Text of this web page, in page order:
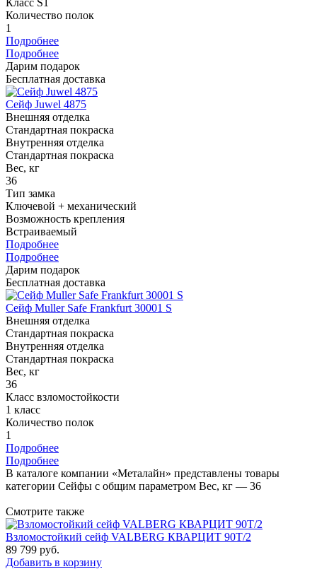
Количество полок
1
Подробнее
Подробнее
Дарим подарок
Бесплатная доставка
Сейф Juwel 4875
Внешняя отделка
Стандартная покраска
Внутренняя отделка
Стандартная покраска
Вес, кг
36
Тип замка
Ключевой + механический
Возможность крепления
Встраиваемый
Подробнее
Подробнее
Дарим подарок
Бесплатная доставка
Сейф Muller Safe Frankfurt 30001 S
Внешняя отделка
Стандартная покраска
Внутренняя отделка
Стандартная покраска
Вес, кг
36
Класс взломостойкости
1 класс
Количество полок
1
Подробнее
Подробнее
В каталоге компании «Металайн» представлены товары
категории Сейфы с общим параметром Вес, кг — 36
Смотрите также
Взломостойкий сейф VALBERG КВАРЦИТ 90Т/2
89 799 руб.
Добавить в корзину